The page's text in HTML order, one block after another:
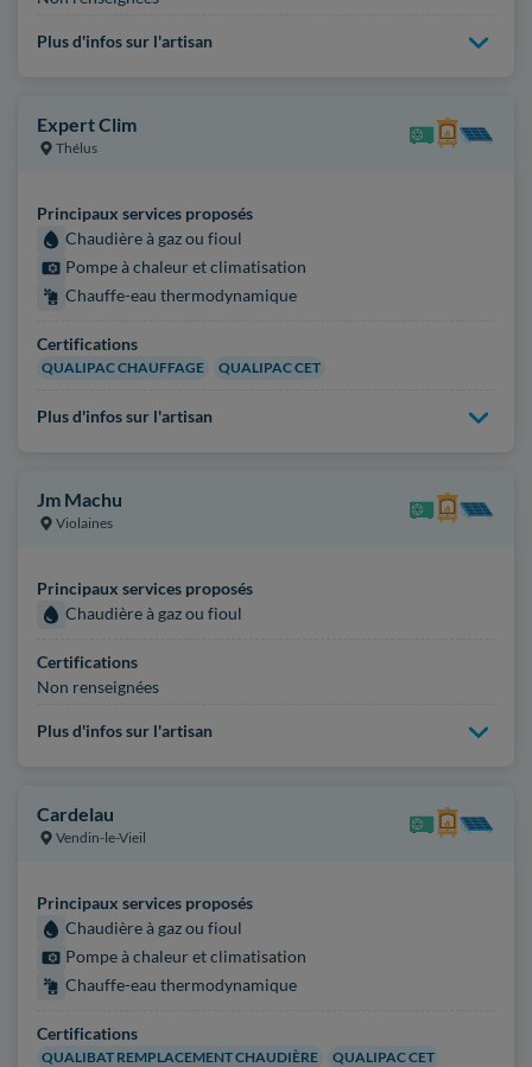
Plus d'infos sur l'artisan
Expert Clim
Thélus
Principaux services proposés
Chaudière à gaz ou fioul
Pompe à chaleur et climatisation
Chauffe-eau thermodynamique
Certifications
QUALIPAC CHAUFFAGE QUALIPAC CET
Plus d'infos sur l'artisan
Jm Machu
Violaines
Principaux services proposés
Chaudière à gaz ou fioul
Certifications
Non renseignées
Plus d'infos sur l'artisan
Cardelau
Vendin-le-Vieil
Principaux services proposés
Chaudière à gaz ou fioul
Pompe à chaleur et climatisation
Chauffe-eau thermodynamique
Certifications
QUALIBAT REMPLACEMENT CHAUDIÈRE
QUALIPAC CET